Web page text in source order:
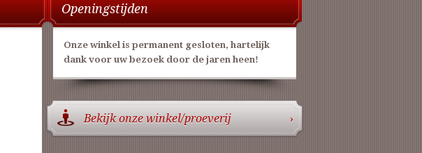
Openingstijden
Onze winkel is permanent gesloten, hartelijk
dank voor uw bezoek door de jaren heen!
Bekijk onze winkel/proeverij ›